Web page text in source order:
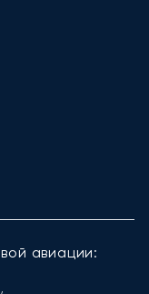
авиации: